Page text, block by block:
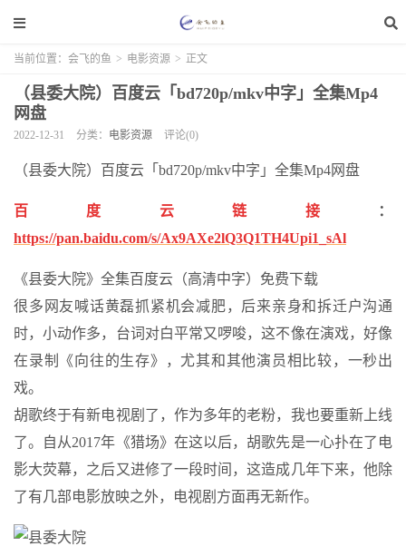
当前位置： 会飞的鱼 > 电影资源 > 正文
（县委大院）百度云「bd720p/mkv中字」全集Mp4
网盘
2022-12-31 分类： 电影资源 评论(0)
（县委大院）百度云「bd720p/mkv中字」全集Mp4网盘
百度云链接
：
https://pan.baidu.com/s/Ax9AXe2lQ3Q1TH4Upi1_sAl
《县委大院》全集百度云（高清中字）免费下载
很多网友喊话黄磊抓紧机会减肥，后来亲身和拆迁户沟通
时，小动作多，台词对白平常又啰唆，这不像在演戏，好像
在录制《向往的生存》，尤其和其他演员相比较，一秒出
戏。
胡歌终于有新电视剧了，作为多年的老粉，我也要重新上线
了。自从2017年《猎场》在这以后，胡歌先是一心扑在了电
影大荧幕，之后又进修了一段时间，这造成几年下来，他除
了有几部电影放映之外，电视剧方面再无新作。